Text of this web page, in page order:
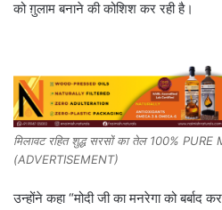
को ग़ुलाम बनाने की कोशिश कर रही है।
मिलावट रहित शुद्ध सरसों का तेल 100%
(ADVERTISEMENT)
उन्होंने कहा “मोदी जी का मनरेगा को